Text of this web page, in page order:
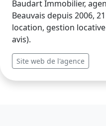
Baudart Immobilier,
Beauvais depuis 2006,
location, gestion
avis).
Site web de l'agence